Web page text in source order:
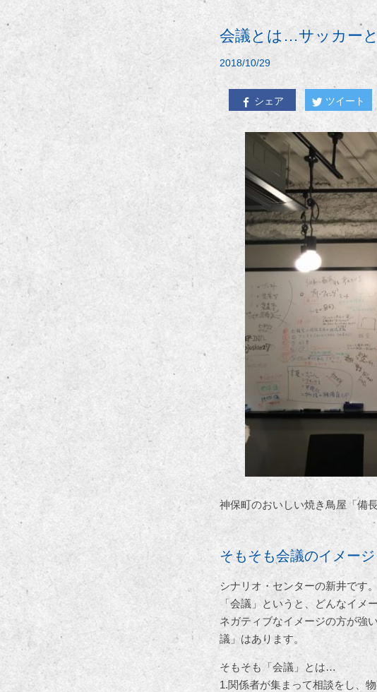
会議とは…サッカー
2018/10/29
シェア ツイート
神保町のおいしい焼き鳥屋「備
そもそも会議のイメー
シナリオ・センターの新井です。
「会議」というと、どんなイメ
ネガティブなイメージの方が強
議」はあります。
そもそも「会議」とは…
1.関係者が集まって相談をし、